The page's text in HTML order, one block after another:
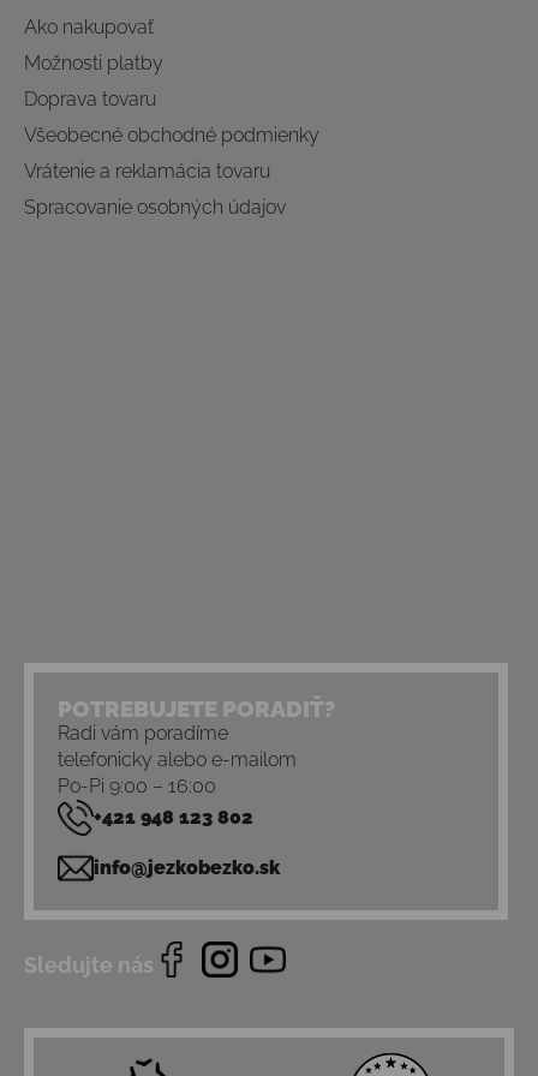
Ako nakupovať
Možnosti platby
Doprava tovaru
Všeobecné obchodné podmienky
Vrátenie a reklamácia tovaru
Spracovanie osobných údajov
POTREBUJETE PORADIŤ?
Radi vám poradíme
telefonicky alebo e-mailom
Po-Pi 9:00 – 16:00
+421 948 123 802
info@jezkobezko.sk
Sledujte nás